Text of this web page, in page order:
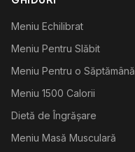
Meniu Echilibrat
Meniu Pentru Slăbit
Meniu Pentru o Săptămână
Meniu 1500 Calorii
Dietă de Îngrășare
Meniu Masă Musculară